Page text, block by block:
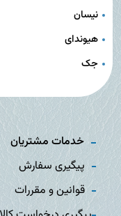
نیسان
هیوندای
جک
خدمات مشتریان
پیگیری سفارش
قوانین و مقررات